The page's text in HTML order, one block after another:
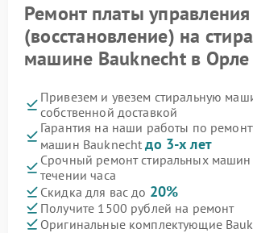
Ремонт платы управления
(восстановление) на
машине Bauknecht в Орле
Привезем и увезем стиральную
собственной доставкой
Гарантия на наши работы по
машин Bauknechtдо 3-х лет
Срочный ремонт стиральных
течении часа
Скидка для вас до 20%
Получите 1500 рублей на ремонт
Оригинальные комплектующие